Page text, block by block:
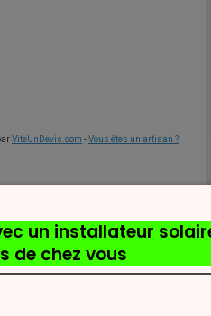
ViteUnDevis.com -Vous êtes un artisan ?
foyers cherchant à
Au cœur de cette
à la toiture
et comment faire